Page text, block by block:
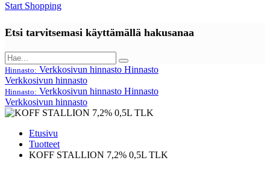
Start Shopping
Etsi tarvitsemasi käyttämällä hakusanaa
Hinnasto: Verkkosivun hinnasto Hinnasto
Verkkosivun hinnasto
Hinnasto: Verkkosivun hinnasto Hinnasto
Verkkosivun hinnasto
Etusivu
Tuotteet
KOFF STALLION 7,2% 0,5L TLK